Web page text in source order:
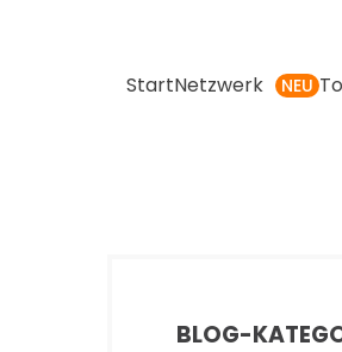
StartNetzwerk NEU
BLOG-